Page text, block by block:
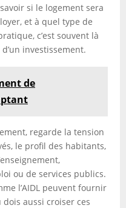
si le logement sera
et à quel type de
c’est souvent là
investissement.
de
regarde la tension
le profil des habitants,
ou de services publics.
l’AIDL peuvent fournir
aussi croiser ces